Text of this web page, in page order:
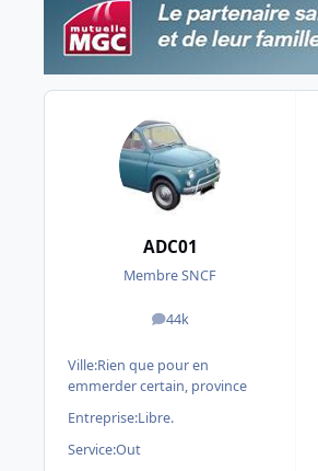
ADC01
Membre SNCF
44k
messages
Ville:Rien que pour en
emmerder certain, province
Entreprise:Libre.
Service:Out